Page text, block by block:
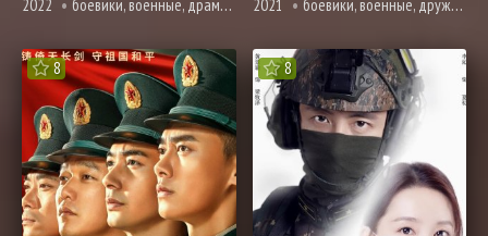
2022 боевики, военные, драма, романтика 2021 боевики, военные, дружба, мистика, адаптация новел, расследование, романтика
8 8